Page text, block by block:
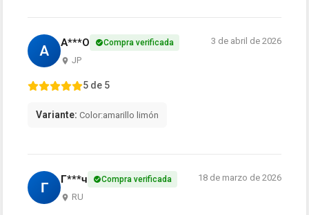
A A***O Compra verificada
JP
3 de abril de 2026
5 de 5
Variante: Color:amarillo limón
Г Г***ч Compra verificada
RU
18 de marzo de 2026